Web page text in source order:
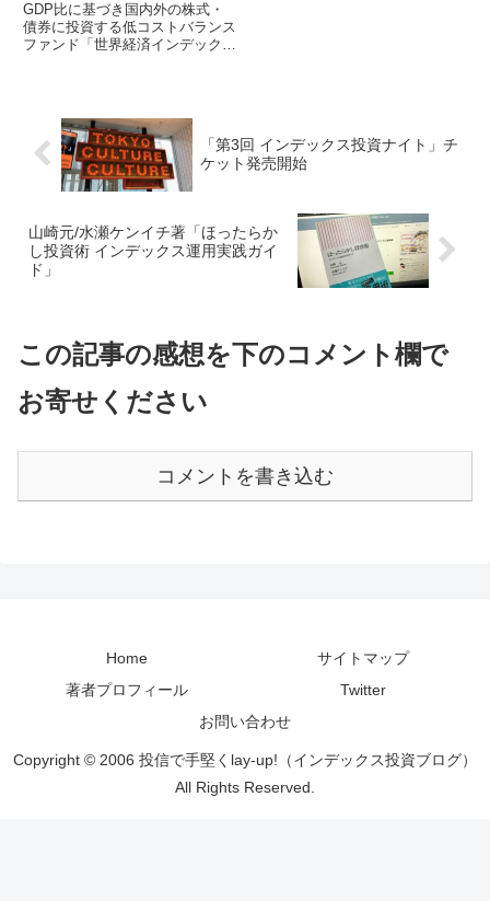
GDP比に基づき国内外の株式・
債券に投資する低コストバランス
ファンド「世界経済インデックス
「第3回 インデックス投資ナイト」チ
ケット発売開始
山崎元/水瀬ケンイチ著「ほったらか
し投資術 インデックス運用実践ガイ
ド」
この記事の感想を下のコメント欄で
お寄せください
コメントを書き込む
Home
サイトマップ
著者プロフィール
Twitter
お問い合わせ
Copyright © 2006 投信で手堅くlay-up!（インデックス投資ブログ）
All Rights Reserved.